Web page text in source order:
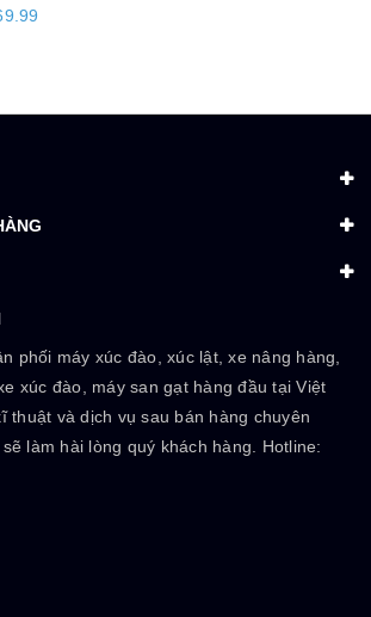
phối máy xúc đào, xúc lật, xe nâng hàng,
xúc đào, máy san gạt hàng đầu tại Việt
thuật và dịch vụ sau bán hàng chuyên
làm hài lòng quý khách hàng. Hotline: